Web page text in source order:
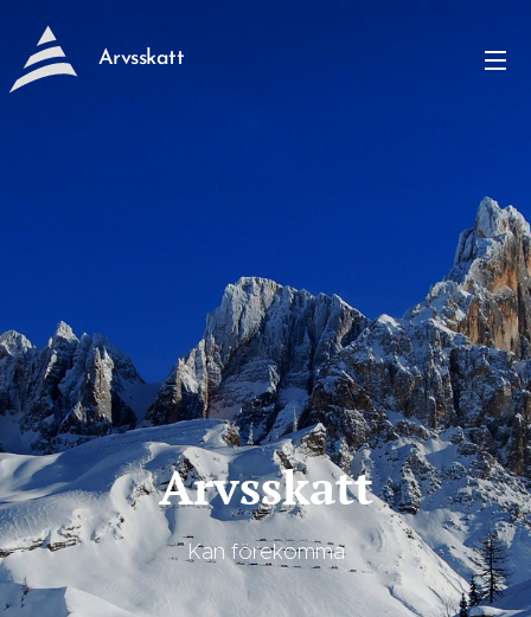
Arvsskatt
Arvsskatt
Kan förekomma